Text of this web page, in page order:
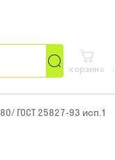
корзина
ГОСТ 25827-93 исп.1